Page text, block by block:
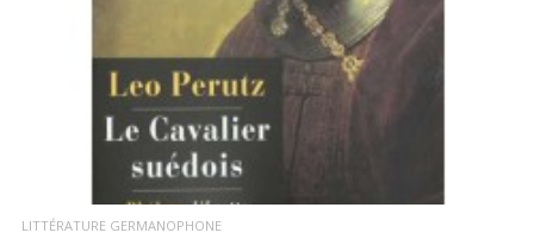
LITTÉRATURE GERMANOPHONE